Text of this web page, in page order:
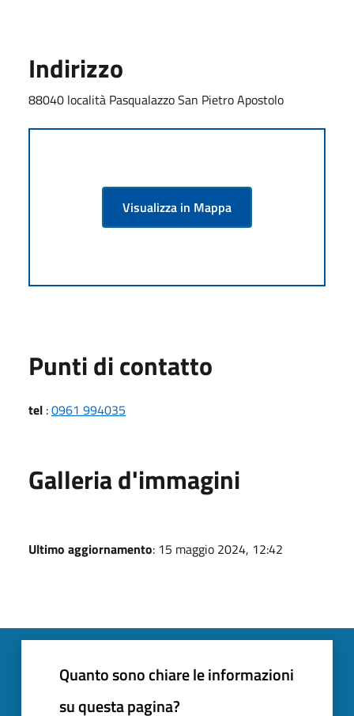
Indirizzo
88040 località Pasqualazzo San Pietro Apostolo
Visualizza in Mappa
Punti di contatto
tel :0961 994035
Galleria d'immagini
Ultimo aggiornamento: 15 maggio 2024, 12:42
Quanto sono chiare le informazioni
su questa pagina?